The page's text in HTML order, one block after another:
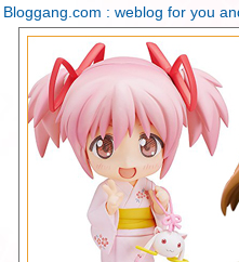
Bloggang.com : weblog for you